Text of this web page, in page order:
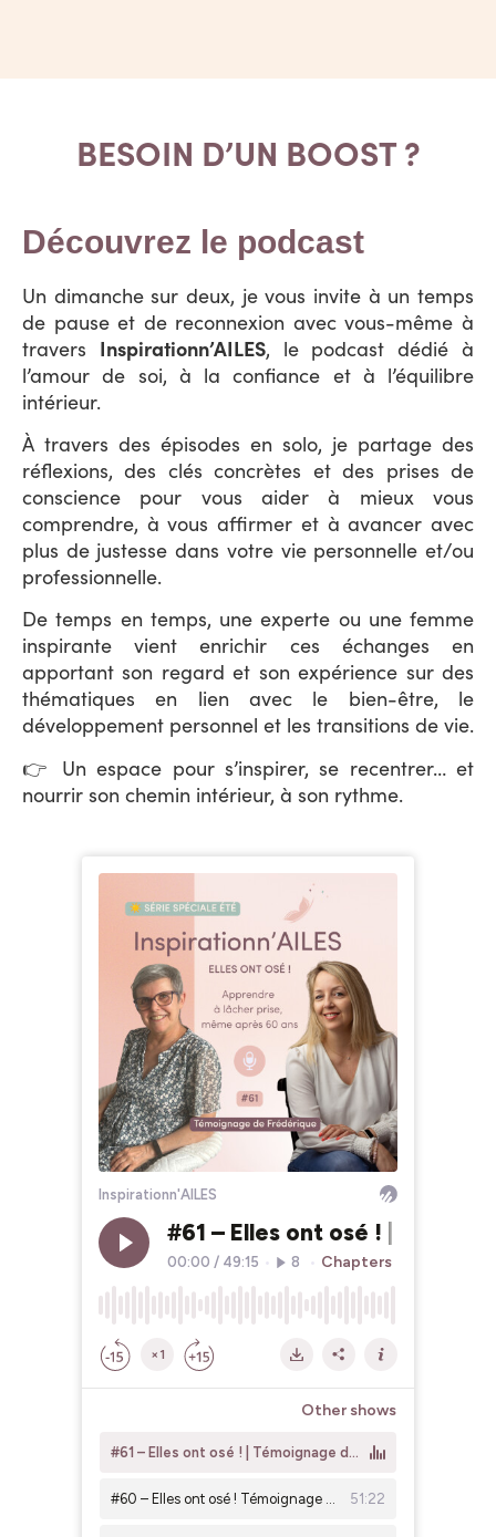
BESOIN D’UN BOOST ?
Découvrez le podcast
Un dimanche sur deux, je vous invite à un temps
de pause et de reconnexion avec vous-même à
travers Inspirationn’AILES, le podcast dédié à
l’amour de soi, à la confiance et à l’équilibre
intérieur.
À travers des épisodes en solo, je partage des
réflexions, des clés concrètes et des prises de
conscience pour vous aider à mieux vous
comprendre, à vous affirmer et à avancer avec
plus de justesse dans votre vie personnelle et/ou
professionnelle.
De temps en temps, une experte ou une femme
inspirante vient enrichir ces échanges en
apportant son regard et son expérience sur des
thématiques en lien avec le bien-être, le
développement personnel et les transitions de vie.
👉 Un espace pour s’inspirer, se recentrer… et
nourrir son chemin intérieur, à son rythme.